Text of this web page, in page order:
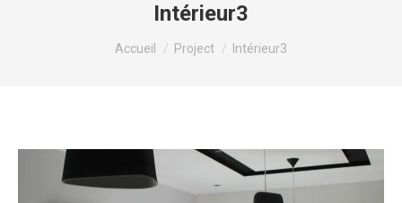
Intérieur3
Vous êtes ici :
Accueil Project Intérieur3